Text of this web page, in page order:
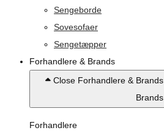
Sengeborde
Sovesofaer
Sengetæpper
Forhandlere & Brands
Close Forhandlere & Brands
Brands
Forhandlere